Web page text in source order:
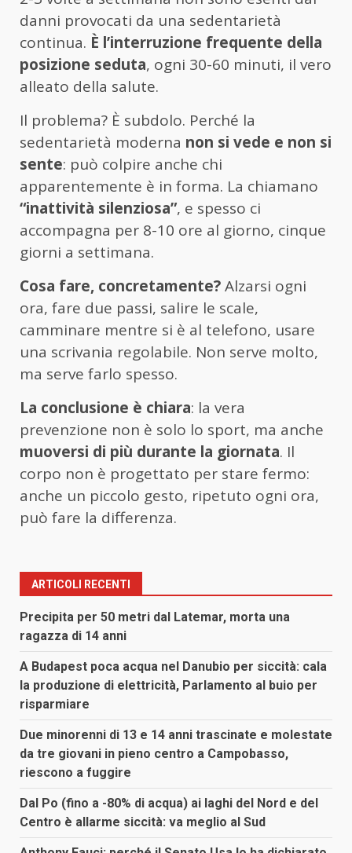
danni provocati da una sedentarietà
continua. È l’interruzione frequente della
posizione seduta, ogni 30-60 minuti, il vero
alleato della salute.
Il problema? È subdolo. Perché la
sedentarietà moderna non si vede e non si
sente: può colpire anche chi
apparentemente è in forma. La chiamano
“inattività silenziosa”, e spesso ci
accompagna per 8-10 ore al giorno, cinque
giorni a settimana.
Cosa fare, concretamente?Alzarsi ogni
ora, fare due passi, salire le scale,
camminare mentre si è al telefono, usare
una scrivania regolabile. Non serve molto,
ma serve farlo spesso.
La conclusione è chiara: la vera
prevenzione non è solo lo sport, ma anche
muoversi di più durante la giornata. Il
corpo non è progettato per stare fermo:
anche un piccolo gesto, ripetuto ogni ora,
può fare la differenza.
ARTICOLI RECENTI
Precipita per 50 metri dal Latemar, morta una
ragazza di 14 anni
A Budapest poca acqua nel Danubio per siccità: cala
la produzione di elettricità, Parlamento al buio per
risparmiare
Due minorenni di 13 e 14 anni trascinate e molestate
da tre giovani in pieno centro a Campobasso,
riescono a fuggire
Dal Po (fino a -80% di acqua) ai laghi del Nord e del
Centro è allarme siccità: va meglio al Sud